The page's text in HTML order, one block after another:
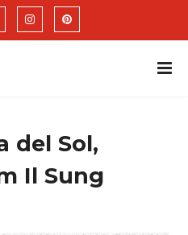
del Sol,
Il Sung